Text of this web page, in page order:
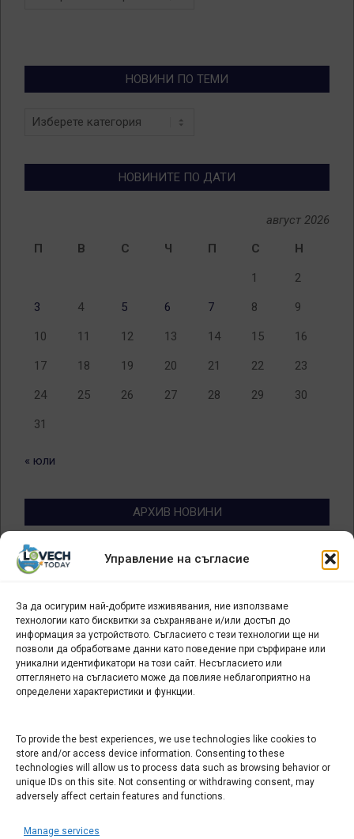
Управление на съгласие
За да осигурим най-добрите изживявания, ние използваме
технологии като бисквитки за съхраняване и/или достъп до
информация за устройството. Съгласието с тези технологии ще ни
позволи да обработваме данни като поведение при сърфиране или
уникални идентификатори на този сайт. Несъгласието или
оттеглянето на съгласието може да повлияе неблагоприятно на
определени характеристики и функции.
To provide the best experiences, we use technologies like cookies to
store and/or access device information. Consenting to these
technologies will allow us to process data such as browsing behavior or
unique IDs on this site. Not consenting or withdrawing consent, may
adversely affect certain features and functions.
Manage services
НОВИНИ ПО ТЕМИ
Новини
НОВИНИТЕ ПО ДАТИ
август 2026
П
В С Ч П С Н
1 2
3 4 5 6 7 8 9
10 11 12 13 14 15 16
17 18 19 20 21 22 23
24 25 26 27 28 29 30
31
« юли
АРХИВ НОВИНИ
Архив
новини
БИЗНЕС
Арт галерия "Мостове" – магазин за изкуство
СЕВЕРОЗАПАДА ИНФОРМАЦИОНЕН БИЗНЕС
ТУРИСТИЧЕСКИ КЛЪСТЕР
ИНСТИТУЦИИ В ЛОВЕЧ
Административен съд Ловеч
Областна администрация Ловеч